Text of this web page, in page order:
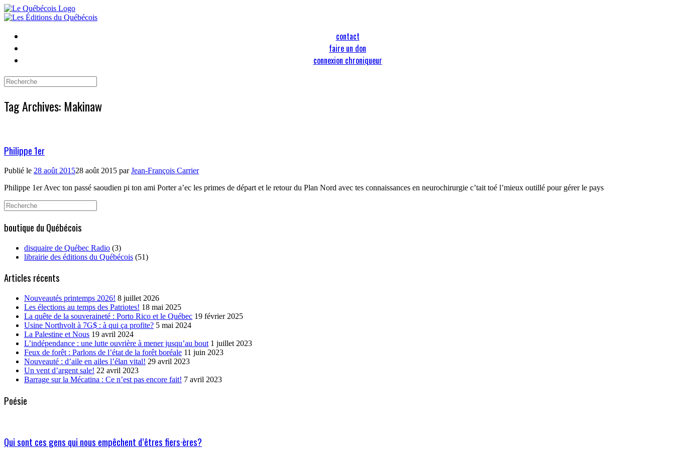
Skip
to
contact
faire un don
connexion chroniqueur
Search
Tag Archives: Makinaw
Philippe 1er
Publié le 28 août 201528 août 2015 parJean-François Carrier
Philippe 1er Avec ton passé saoudien pi ton ami Porter a’ec les primes de départ et le retour du Plan Nord avec tes connaissances en neurochirurgie c’tait toé l’mieux outillé pour gérer le pays
Search
for:
boutique du Québécois
disquaire de Québec Radio (3)
librairie des éditions du Québécois (51)
Articles récents
Nouveautés printemps 2026! 8 juillet 2026
Les élections au temps des Patriotes! 18 mai 2025
La quête de la souveraineté : Porto Rico et le Québec 19 février 2025
Usine Northvolt à 7G$ : à qui ça profite? 5 mai 2024
La Palestine et Nous 19 avril 2024
L’indépendance : une lutte ouvrière à mener jusqu’au bout 1 juillet 2023
Feux de forêt : Parlons de l’état de la forêt boréale 11 juin 2023
Nouveauté : d’aile en ailes l’élan vital! 29 avril 2023
Un vent d’argent sale! 22 avril 2023
Barrage sur la Mécatina : Ce n’est pas encore fait! 7 avril 2023
Poésie
Qui sont ces gens qui nous empêchent d’êtres fiers·ères?